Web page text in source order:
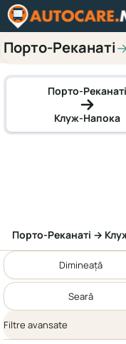
Порто-Реканаті
Порто-Реканаті
Клуж-Напока
Порто-Реканаті →
Dimineață
Seară
Filtre avansate